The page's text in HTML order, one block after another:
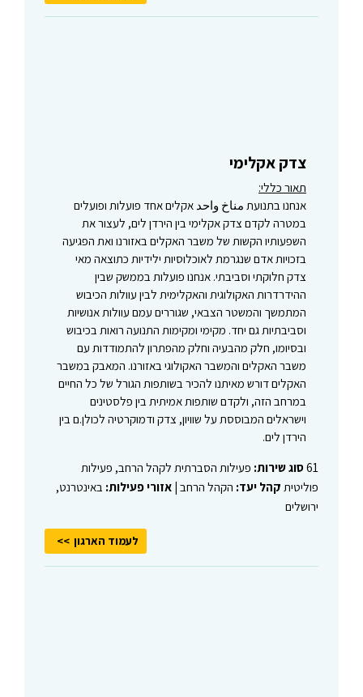
צדק אקלימי
תאור כללי:
אנחנו בתנועת مناخ واحد אקלים אחד פועלות ופועלים
במטרה לקדם צדק אקלימי בין הירדן לים, לעצור את
השפעותיו הקשות של משבר האקלים באזורנו ואת הפגיעה
בזכויות אדם שנגרמת לאוכלוסיות ילידיות כתוצאה מאי
צדק חלוקתי וסביבתי. אנחנו פועלות בממשק שבין
ההידרדרות האקולוגית והאקלימית לבין עוולות הכיבוש
המתמשך והמשטר הצבאי, שגוררים עמם עוולות אנושיות
וסביבתיות גם יחד. מקימי ומקימות התנועה רואות בכיבוש
ובסיומו, חלק מהבעיה וחלק מהפתרון להתמודדות עם
משבר האקלים והמשבר האקולוגי באזורנו. המאבק במשבר
האקלים דורש מאיתנו להכיר בשותפות הגורל של כל החיים
במרחב הזה, ולקדם שותפות אמיתית בין פלסטינים
וישראלים המבוססת על שוויון, צדק ודמוקרטיה לכולן.ם בין
הירדן לים.
61סוג שירות: פעילות הסברתית לקהל הרחב, פעילות
פוליטית קהל יעד: הקהל הרחב | אזורי פעילות: באינטרנט,
ירושלים
לעמוד הארגון